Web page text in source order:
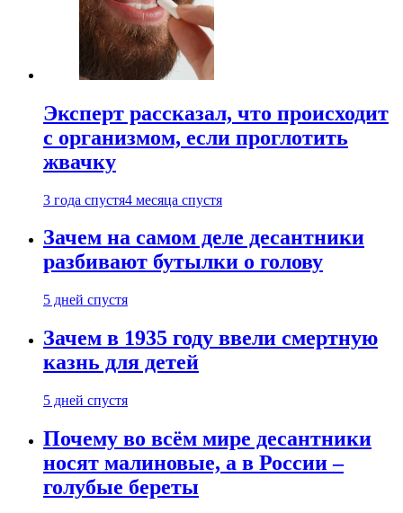
Эксперт рассказал, что происходит
с организмом, если проглотить
жвачку
3 года спустя4 месяца спустя
Зачем на самом деле десантники
разбивают бутылки о голову
5 дней спустя
Зачем в 1935 году ввели смертную
казнь для детей
5 дней спустя
Почему во всём мире десантники
носят малиновые, а в России –
голубые береты